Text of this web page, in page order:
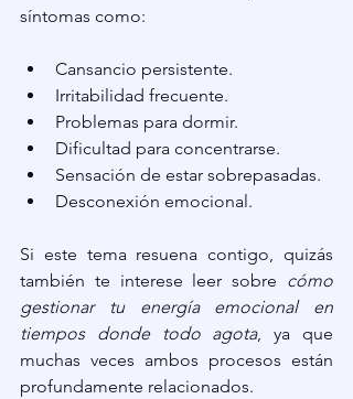
síntomas como:
Cansancio persistente.
Irritabilidad frecuente.
Problemas para dormir.
Dificultad para concentrarse.
Sensación de estar sobrepasadas.
Desconexión emocional.
Si este tema resuena contigo, quizás
también te interese leer sobre cómo
gestionar tu energía emocional en
tiempos donde todo agota, ya que
muchas veces ambos procesos están
profundamente relacionados.